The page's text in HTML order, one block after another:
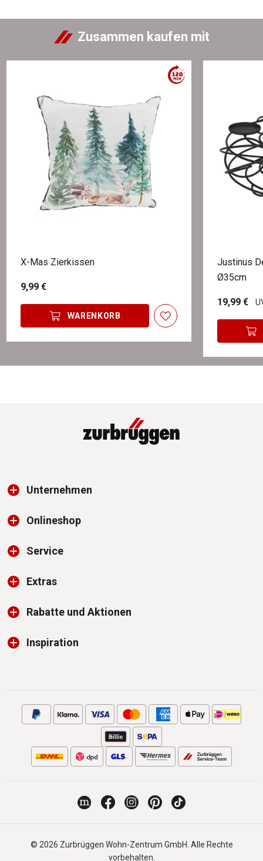
Zusammen kaufen mit
X-Mas Zierkissen
9,99 €
WARENKORB
Justinus
Ø35cm
19,99 €
Unternehmen
Onlineshop
Service
Extras
Rabatte und Aktionen
Inspiration
© 2026 Zurbrüggen Wohn-Zentrum GmbH. Alle Rechte
vorbehalten.